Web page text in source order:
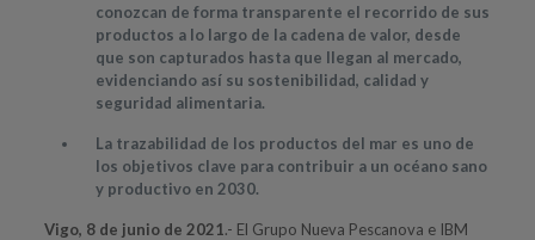
conozcan de forma transparente el recorrido de sus
productos a lo largo de la cadena de valor, desde
que son capturados hasta que llegan al mercado,
evidenciando así su sostenibilidad, calidad y
seguridad alimentaria.
La trazabilidad de los productos del mar es uno de
los objetivos clave para contribuir a un océano sano
y productivo en 2030.
Vigo, 8 de junio de 2021.- El Grupo Nueva Pescanova e IBM